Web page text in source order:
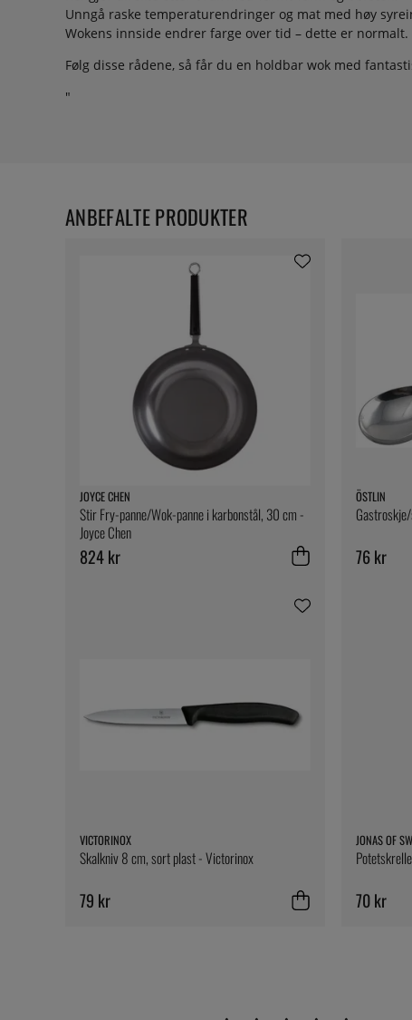
Unngå raske temperaturendringer og mat med høy
Wokens innside endrer farge over tid – dette er normalt.
Følg disse rådene, så får du en holdbar wok med
"
JOYCE CHEN
Stir Fry-panne/Wok-panne i karbonstål, 30 cm -
Joyce Chen
824 kr
ÖSTLIN
76 kr
VICTORINOX
Skalkniv 8 cm, sort plast - Victorinox
79 kr
JONAS OF
70 kr
ANBEFALTE PRODUKTER